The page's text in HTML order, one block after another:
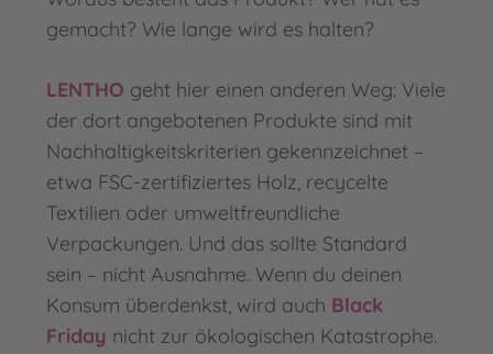
gemacht? Wie lange wird es halten?
LENTHO geht hier einen anderen Weg: Viele
der dort angebotenen Produkte sind mit
Nachhaltigkeitskriterien gekennzeichnet –
etwa FSC-zertifiziertes Holz, recycelte
Textilien oder umweltfreundliche
Verpackungen. Und das sollte Standard
sein – nicht Ausnahme. Wenn du deinen
Konsum überdenkst, wird auch Black
Friday nicht zur ökologischen Katastrophe.